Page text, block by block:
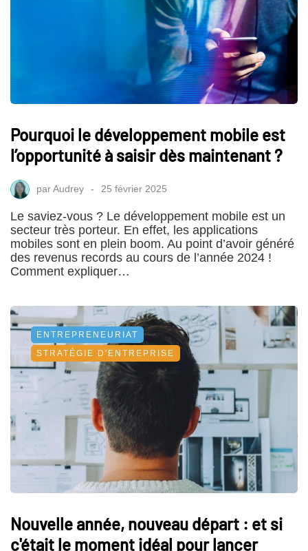
Pourquoi le développement mobile est
l’opportunité à saisir dès maintenant ?
parAudrey 25 février 2025
Le saviez-vous ? Le développement mobile est un
secteur très porteur. En effet, les applications
mobiles sont en plein boom. Au point d’avoir généré
des revenus records au cours de l’année 2024 !
Comment expliquer…
ENTREPRENEURIAT
STRATÉGIE D'ENTREPRISE
Nouvelle année, nouveau départ : et si
c'était le moment idéal pour lancer